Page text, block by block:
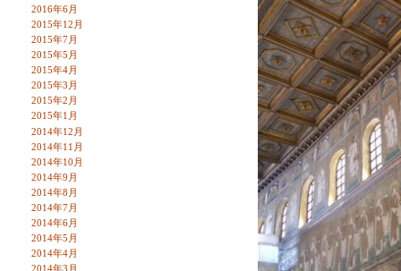
2016年6月
2015年12月
2015年7月
2015年5月
2015年4月
2015年3月
2015年2月
2015年1月
2014年12月
2014年11月
2014年10月
2014年9月
2014年8月
2014年7月
2014年6月
2014年5月
2014年4月
2014年3月